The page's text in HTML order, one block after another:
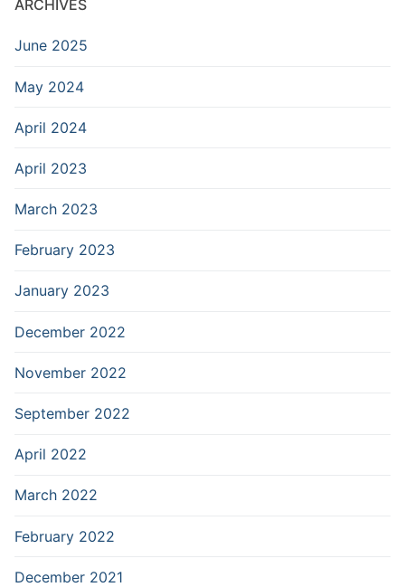
ARCHIVES
June 2025
May 2024
April 2024
April 2023
March 2023
February 2023
January 2023
December 2022
November 2022
September 2022
April 2022
March 2022
February 2022
December 2021